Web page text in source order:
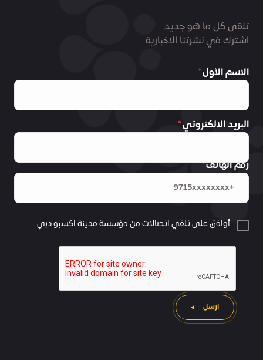
تلقى كل ما هو جديد
اشترك في نشرتنا الاخبارية
الاسم الأول
البريد الالكتروني
رقم الهاتف
أوافق على تلقي اتصالات من مؤسسة مدينة اكسبو دبي
ارسل